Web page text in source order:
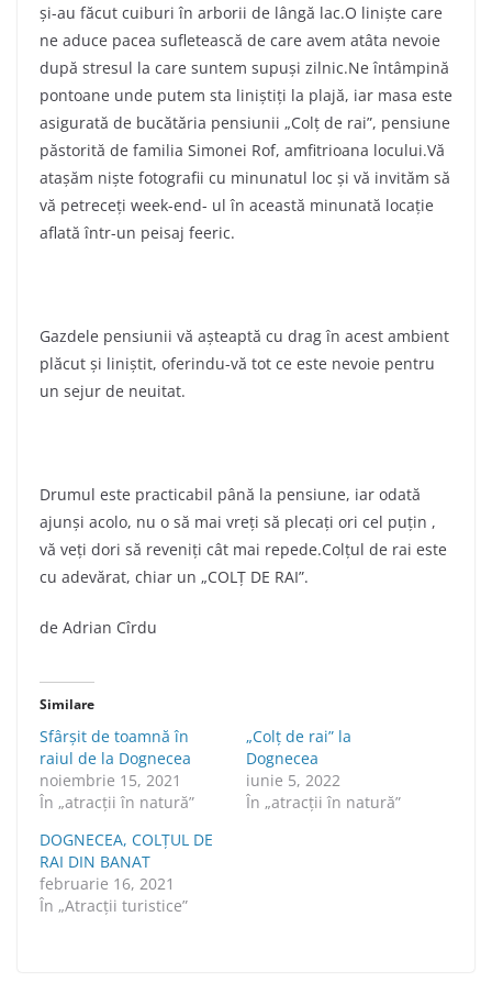
şi-au făcut cuiburi în arborii de lângă lac.O linişte care
ne aduce pacea sufletească de care avem atâta nevoie
după stresul la care suntem supuşi zilnic.Ne întâmpină
pontoane unde putem sta liniştiţi la plajă, iar masa este
asigurată de bucătăria pensiunii „Colţ de rai”, pensiune
păstorită de familia Simonei Rof, amfitrioana locului.Vă
ataşăm nişte fotografii cu minunatul loc şi vă invităm să
vă petreceţi week-end- ul în această minunată locaţie
aflată într-un peisaj feeric.
Gazdele pensiunii vă aşteaptă cu drag în acest ambient
plăcut şi liniştit, oferindu-vă tot ce este nevoie pentru
un sejur de neuitat.
Drumul este practicabil până la pensiune, iar odată
ajunşi acolo, nu o să mai vreţi să plecaţi ori cel puţin ,
vă veţi dori să reveniţi cât mai repede.Colţul de rai este
cu adevărat, chiar un „COLŢ DE RAI”.
de Adrian Cîrdu
Similare
Sfârșit de toamnă în
raiul de la Dognecea
noiembrie 15, 2021
În „atracții în natură”
„Colț de rai” la
Dognecea
iunie 5, 2022
În „atracții în natură”
DOGNECEA, COLȚUL DE
RAI DIN BANAT
februarie 16, 2021
În „Atracții turistice”